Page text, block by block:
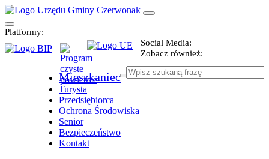
Platformy:
Social Media:
Zobacz również:
Mieszkaniec
Turysta
Przedsiębiorca
Ochrona Środowiska
Senior
Bezpieczeństwo
Kontakt